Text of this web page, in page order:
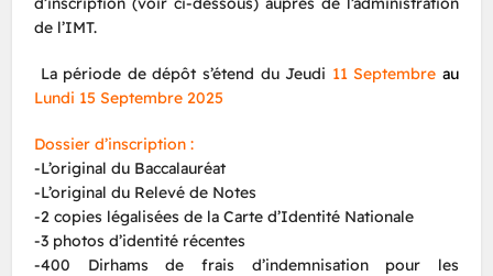
de l’IMT.
La période de dépôt s’étend du Jeudi 11 Septembre au
Lundi 15 Septembre 2025
Dossier d’inscription :
-L’original du Baccalauréat
-L’original du Relevé de Notes
-2 copies légalisées de la Carte d’Identité Nationale
-3 photos d’identité récentes
-400 Dirhams de frais d’indemnisation pour les